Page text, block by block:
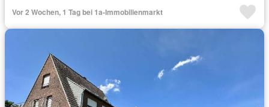
Vor 2 Wochen, 1 Tag bei 1a-Immobilienmarkt